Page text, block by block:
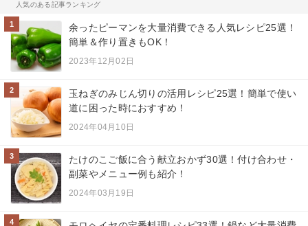
人気のある記事ランキング
1
余ったピーマンを大量消費できる人気レシピ25選！
簡単＆作り置きもOK！
2023年12月02日
2
玉ねぎのみじん切りの活用レシピ25選！簡単で使い
道に困った時におすすめ！
2024年04月10日
3
たけのこご飯に合う献立おかず30選！付け合わせ・
副菜やメニュー例も紹介！
2024年03月19日
4